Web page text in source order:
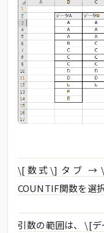
\[数式\] タブ →
COUNTIF関数を選択
引数の範囲は、 \[